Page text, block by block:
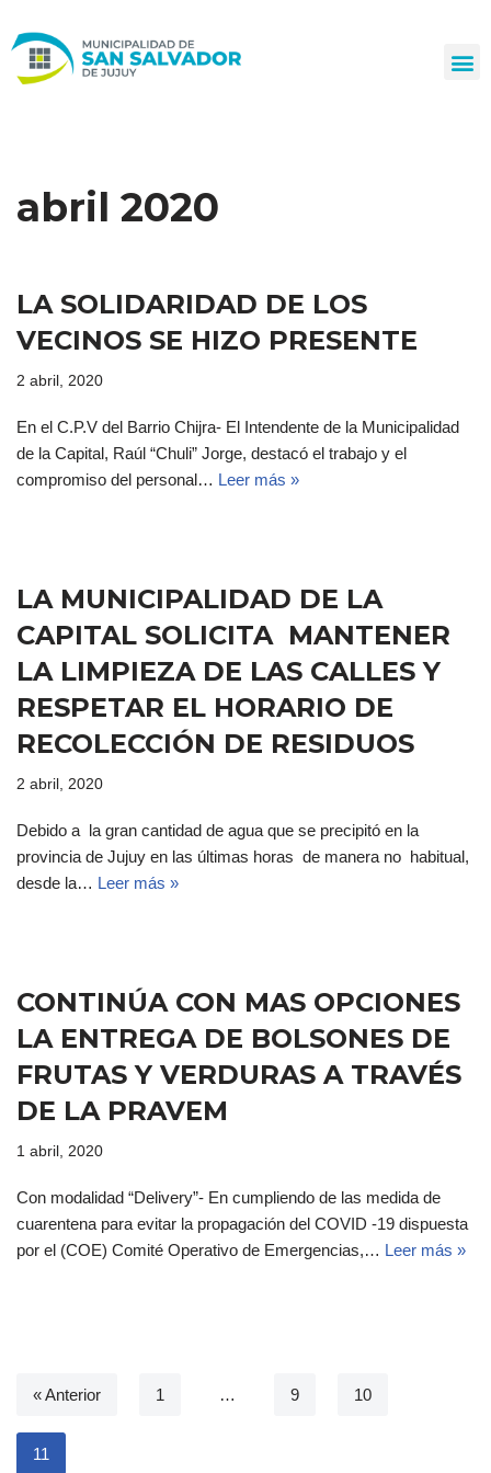
al
abril 2020
LA SOLIDARIDAD DE LOS
VECINOS SE HIZO PRESENTE
2 abril, 2020
En el C.P.V del Barrio Chijra- El Intendente de la Municipalidad
de la Capital, Raúl “Chuli” Jorge, destacó el trabajo y el
compromiso del personal… Leer más »
LA MUNICIPALIDAD DE LA
CAPITAL SOLICITA MANTENER
LA LIMPIEZA DE LAS CALLES Y
RESPETAR EL HORARIO DE
RECOLECCIÓN DE RESIDUOS
2 abril, 2020
Debido a la gran cantidad de agua que se precipitó en la
provincia de Jujuy en las últimas horas de manera no habitual,
desde la… Leer más »
CONTINÚA CON MAS OPCIONES
LA ENTREGA DE BOLSONES DE
FRUTAS Y VERDURAS A TRAVÉS
DE LA PRAVEM
1 abril, 2020
Con modalidad “Delivery”- En cumpliendo de las medida de
cuarentena para evitar la propagación del COVID -19 dispuesta
por el (COE) Comité Operativo de Emergencias,… Leer más »
« Anterior 1 … 9 10
11